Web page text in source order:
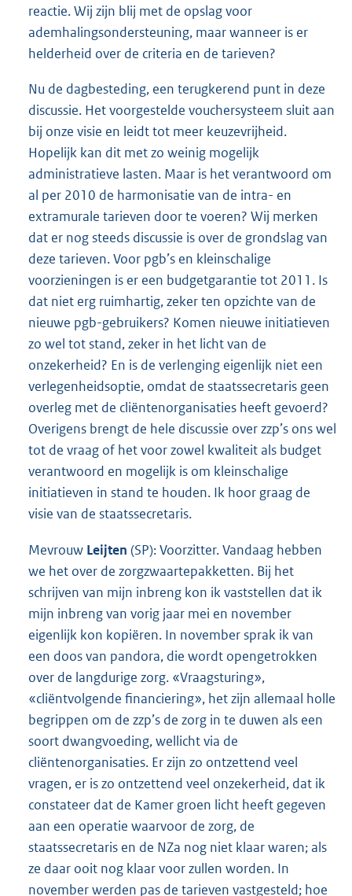
reactie. Wij zijn blij met de opslag voor
ademhalingsondersteuning, maar wanneer is er
helderheid over de criteria en de tarieven?
Nu de dagbesteding, een terugkerend punt in deze
discussie. Het voorgestelde vouchersysteem sluit aan
bij onze visie en leidt tot meer keuzevrijheid.
Hopelijk kan dit met zo weinig mogelijk
administratieve lasten. Maar is het verantwoord om
al per 2010 de harmonisatie van de intra- en
extramurale tarieven door te voeren? Wij merken
dat er nog steeds discussie is over de grondslag van
deze tarieven. Voor pgb’s en kleinschalige
voorzieningen is er een budgetgarantie tot 2011. Is
dat niet erg ruimhartig, zeker ten opzichte van de
nieuwe pgb-gebruikers? Komen nieuwe initiatieven
zo wel tot stand, zeker in het licht van de
onzekerheid? En is de verlenging eigenlijk niet een
verlegenheidsoptie, omdat de staatssecretaris geen
overleg met de cliëntenorganisaties heeft gevoerd?
Overigens brengt de hele discussie over zzp’s ons wel
tot de vraag of het voor zowel kwaliteit als budget
verantwoord en mogelijk is om kleinschalige
initiatieven in stand te houden. Ik hoor graag de
visie van de staatssecretaris.
Mevrouw Leijten (SP): Voorzitter. Vandaag hebben
we het over de zorgzwaartepakketten. Bij het
schrijven van mijn inbreng kon ik vaststellen dat ik
mijn inbreng van vorig jaar mei en november
eigenlijk kon kopiëren. In november sprak ik van
een doos van pandora, die wordt opengetrokken
over de langdurige zorg. «Vraagsturing»,
«cliëntvolgende financiering», het zijn allemaal holle
begrippen om de zzp’s de zorg in te duwen als een
soort dwangvoeding, wellicht via de
cliëntenorganisaties. Er zijn zo ontzettend veel
vragen, er is zo ontzettend veel onzekerheid, dat ik
constateer dat de Kamer groen licht heeft gegeven
aan een operatie waarvoor de zorg, de
staatssecretaris en de NZa nog niet klaar waren; als
ze daar ooit nog klaar voor zullen worden. In
november werden pas de tarieven vastgesteld; hoe